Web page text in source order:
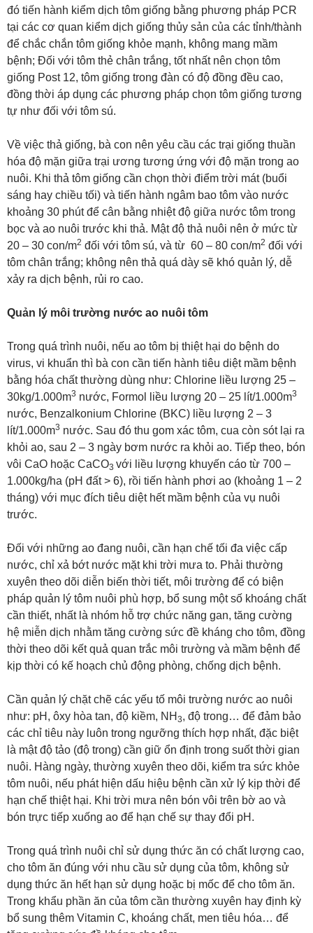
đó tiến hành kiểm dịch tôm giống bằng phương pháp PCR
tại các cơ quan kiểm dịch giống thủy sản của các tỉnh/thành
để chắc chắn tôm giống khỏe mạnh, không mang mầm
bệnh; Đối với tôm thẻ chân trắng, tốt nhất nên chọn tôm
giống Post 12, tôm giống trong đàn có độ đồng đều cao,
đồng thời áp dụng các phương pháp chọn tôm giống tương
tự như đối với tôm sú.
Về việc thả giống, bà con nên yêu cầu các trại giống thuần
hóa độ mặn giữa trại ương tương ứng với độ mặn trong ao
nuôi. Khi thả tôm giống cần chọn thời điểm trời mát (buổi
sáng hay chiều tối) và tiến hành ngâm bao tôm vào nước
khoảng 30 phút để cân bằng nhiệt độ giữa nước tôm trong
bọc và ao nuôi trước khi thả. Mật độ thả nuôi nên ở mức từ
20 – 30 con/m2 đối với tôm sú, và từ 60 – 80 con/m2 đối với
tôm chân trắng; không nên thả quá dày sẽ khó quản lý, dễ
xảy ra dịch bệnh, rủi ro cao.
Quản lý môi trường nước ao nuôi tôm
Trong quá trình nuôi, nếu ao tôm bị thiệt hại do bệnh do
virus, vi khuẩn thì bà con cần tiến hành tiêu diệt mầm bệnh
bằng hóa chất thường dùng như: Chlorine liều lượng 25 –
30kg/1.000m3 nước, Formol liều lượng 20 – 25 lít/1.000m3
nước, Benzalkonium Chlorine (BKC) liều lượng 2 – 3
lít/1.000m3 nước. Sau đó thu gom xác tôm, cua còn sót lại ra
khỏi ao, sau 2 – 3 ngày bơm nước ra khỏi ao. Tiếp theo, bón
vôi CaO hoặc CaCO3 với liều lượng khuyến cáo từ 700 –
1.000kg/ha (pH đất > 6), rồi tiến hành phơi ao (khoảng 1 – 2
tháng) với mục đích tiêu diệt hết mầm bệnh của vụ nuôi
trước.
Đối với những ao đang nuôi, cần hạn chế tối đa việc cấp
nước, chỉ xả bớt nước mặt khi trời mưa to. Phải thường
xuyên theo dõi diễn biến thời tiết, môi trường để có biện
pháp quản lý tôm nuôi phù hợp, bổ sung một số khoáng chất
cần thiết, nhất là nhóm hỗ trợ chức năng gan, tăng cường
hệ miễn dịch nhằm tăng cường sức đề kháng cho tôm, đồng
thời theo dõi kết quả quan trắc môi trường và mầm bệnh để
kịp thời có kế hoạch chủ động phòng, chống dịch bệnh.
Cần quản lý chặt chẽ các yếu tố môi trường nước ao nuôi
như: pH, ôxy hòa tan, độ kiềm, NH 3, độ trong… để đảm bảo
các chỉ tiêu này luôn trong ngưỡng thích hợp nhất, đặc biệt
là mật độ tảo (độ trong) cần giữ ổn định trong suốt thời gian
nuôi. Hàng ngày, thường xuyên theo dõi, kiểm tra sức khỏe
tôm nuôi, nếu phát hiện dấu hiệu bệnh cần xử lý kịp thời để
hạn chế thiệt hại. Khi trời mưa nên bón vôi trên bờ ao và
bón trực tiếp xuống ao để hạn chế sự thay đổi pH.
Trong quá trình nuôi chỉ sử dụng thức ăn có chất lượng cao,
cho tôm ăn đúng với nhu cầu sử dụng của tôm, không sử
dụng thức ăn hết hạn sử dụng hoặc bị mốc để cho tôm ăn.
Trong khẩu phần ăn của tôm cần thường xuyên hay định kỳ
bổ sung thêm Vitamin C, khoáng chất, men tiêu hóa… để